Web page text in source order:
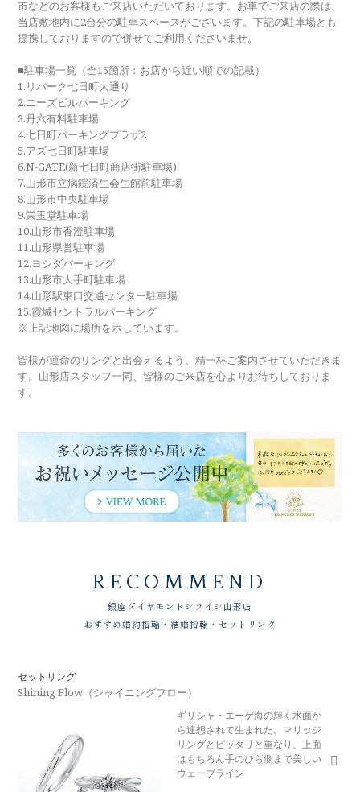
市などのお客様もご来店いただいております。お車でご来店の際は、
当店敷地内に2台分の駐車スペースがございます。下記の駐車場とも
提携しておりますので併せてご利用くださいませ。
■駐車場一覧（全15箇所：お店から近い順での記載）
1.リパーク七日町大通り
2.ニーズビルパーキング
3.丹六有料駐車場
4.七日町パーキングプラザ2
5.アズ七日町駐車場
6.N-GATE(新七日町商店街駐車場)
7.山形市立病院済生会生館前駐車場
8.山形市中央駐車場
9.栄玉堂駐車場
10.山形市香澄駐車場
11.山形県営駐車場
12.ヨシダパーキング
13.山形市大手町駐車場
14.山形駅東口交通センター駐車場
15.霞城セントラルパーキング
※上記地図に場所を示しています。
皆様が運命のリングと出会えるよう、精一杯ご案内させていただきま
す。山形店スタッフ一同、皆様のご来店を心よりお待ちしておりま
す。
RECOMMEND
銀座ダイヤモンドシライシ 山形店
おすすめ婚約指輪・結婚指輪・セットリング
セットリング
Shining Flow（シャイニングフロー）
ギリシャ・エーゲ海の輝く水面か
ら連想されて生まれた。マリッジ
リングとピッタリと重なり、上面
はもちろん手のひら側まで美しい
ウェーブライン